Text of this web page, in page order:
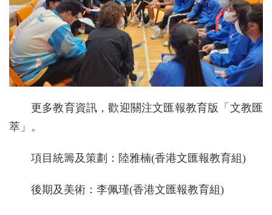
更多教育資訊，歡迎關注文匯報教育版「文教匯
萃」。
項目統籌及策劃：陸雅楠(香港文匯報教育組)
後期及美術：李佩瑾(香港文匯報教育組)